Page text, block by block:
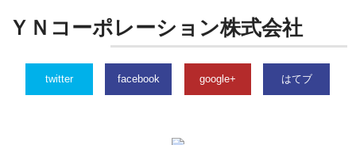
ＹＮコーポレーション株式会社
twitter facebook google+ はてブ